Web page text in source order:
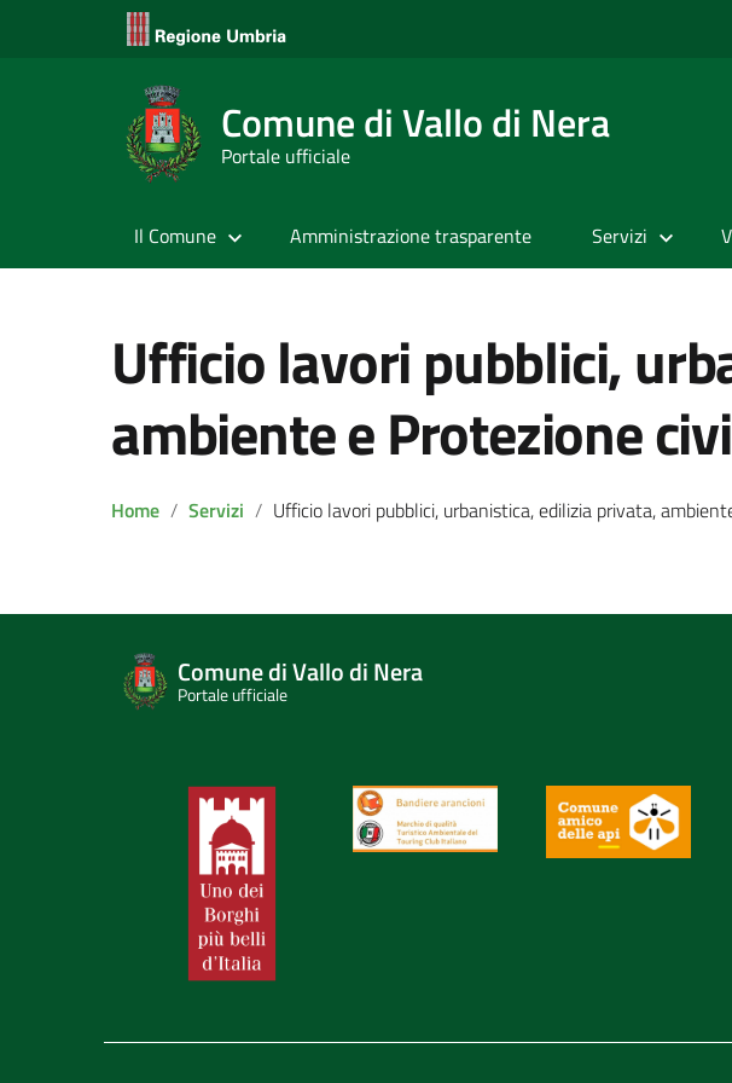
Comune di Vallo di Nera
Portale ufficiale
Il Comune Amministrazione trasparente Servizi
Ufficio lavori pubblici,
ambiente e Protezione
Home Servizi Ufficio lavori pubblici, urbanistica, edilizia privata,
Comune di Vallo di Nera
Portale ufficiale